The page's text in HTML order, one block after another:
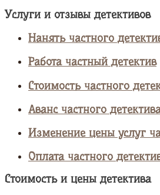
Услуги и отзывы детективов
Нанять частного
Работа частный детектив
Стоимость частного
Аванс частного
Изменение цены услуг
Оплата частного
Стоимость и цены детектива